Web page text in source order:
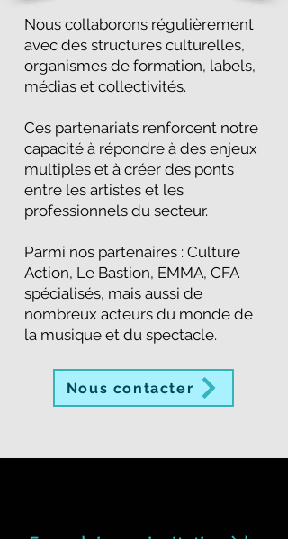
Nous collaborons régulièrement
avec des structures culturelles,
organismes de formation, labels,
médias et collectivités.
Ces partenariats renforcent notre
capacité à répondre à des enjeux
multiples et à créer des ponts
entre les artistes et les
professionnels du secteur.
Parmi nos partenaires : Culture
Action, Le Bastion, EMMA, CFA
spécialisés, mais aussi de
nombreux acteurs du monde de
la musique et du spectacle.
Nous contacter